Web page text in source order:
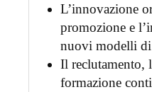
L’innovazione
promozione e
nuovi modelli
Il reclutamento,
formazione